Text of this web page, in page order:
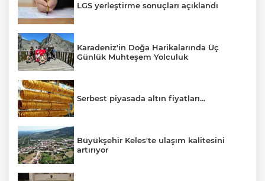
LGS yerleştirme sonuçları açıklandı
Karadeniz'in Doğa Harikalarında Üç
Günlük Muhteşem Yolculuk
Serbest piyasada altın fiyatları...
Büyükşehir Keles'te ulaşım kalitesini
artırıyor